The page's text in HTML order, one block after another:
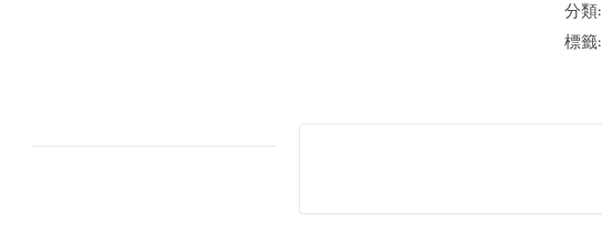
分類:
標籤: